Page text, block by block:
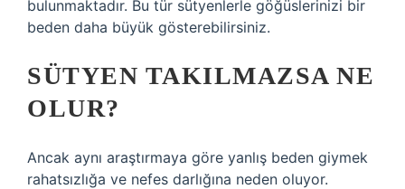
bulunmaktadır. Bu tür sütyenlerle göğüslerinizi bir
beden daha büyük gösterebilirsiniz.
SÜTYEN TAKILMAZSA NE
OLUR?
Ancak aynı araştırmaya göre yanlış beden giymek
rahatsızlığa ve nefes darlığına neden oluyor.